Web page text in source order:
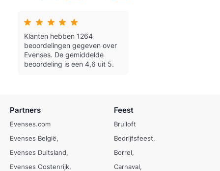
Klanten hebben 1264
beoordelingen gegeven over
Evenses. De gemiddelde
beoordeling is een 4,6 uit 5.
Partners
Evenses.com
Evenses België
Evenses Duitsland
Evenses Oostenrijk
Feest
Bruiloft
Bedrijfsfeest
Borrel
Carnaval